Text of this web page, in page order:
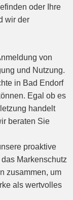
oder Ihre
wir der
von
und Nutzung.
in Bad Endorf
Egal ob es
handelt
beraten Sie
proaktive
Markenschutz
zusammen, um
als wertvolles